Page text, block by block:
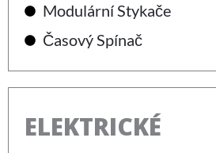
Modulární Stykače
Časový Spínač
ELEKTRICKÉ